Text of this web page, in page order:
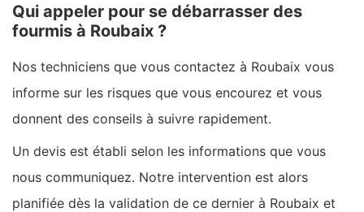
Qui appeler pour se débarrasser des
fourmis à Roubaix ?
Nos techniciens que vous contactez à Roubaix vous
informe sur les risques que vous encourez et vous
donnent des conseils à suivre rapidement.
Un devis est établi selon les informations que vous
nous communiquez. Notre intervention est alors
planifiée dès la validation de ce dernier à Roubaix et